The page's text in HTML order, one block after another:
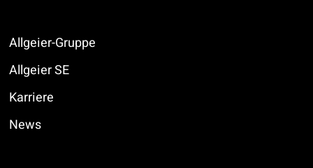
Allgeier-Gruppe
Allgeier SE
Karriere
News